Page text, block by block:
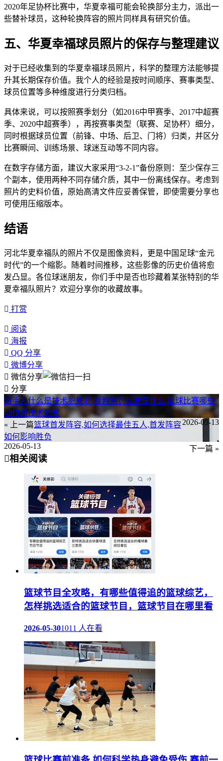
2020年足协杯比赛中，华夏幸福可能会轮换部分主力，派出一
些替补球员，这种轮换阵容的照片同样具有研究价值。
五、华夏幸福球员照片的保存与整理建议
对于已经收集到的华夏幸福球员照片，科学的整理方法能够提
升其长期保存价值。我个人的经验是按时间顺序、赛事类型、
球员位置等多种维度进行分类归档。
具体来说，可以按照赛季划分（如2016中甲赛季、2017中超赛
季、2020中超赛季），再按赛事类型（联赛、足协杯）细分，
同时根据球员位置（前锋、中场、后卫、门将）归类，并区分
比赛瞬间、训练场景、球迷互动等不同内容。
在数字存储方面，建议大家采用“3-2-1”备份原则：至少保存三
个副本，使用两种不同存储介质，其中一份离线保存。考虑到
照片的史料价值，原始高清文件应妥善保管，即使需要分享也
可使用压缩版本。
结语
河北华夏幸福队的照片不仅是图像资料，更是中国足球“金元
时代”的一个缩影。随着时间推移，这些影像的历史价值将愈
发凸显。各位球迷朋友，你们手中是否也珍藏着某张特别的华
夏幸福队照片？欢迎分享你的收藏故事。
打赏
阅读
海报
QQ 分享
微博分享
微信分享
分享
摊手为什么是技术犯规呢,裁判判罚标准是什么,篮球比赛哪些
动作算技术犯规
« 上一篇
2026-05-13
篮球首发阵容,如何选择最佳五人,首发阵容
如何影响胜负
下一篇 »
2026-05-13
相关阅读
篮球节目全攻略，有哪些值得追的篮球综艺，
怎样挑选适合的篮球节目，篮球节目在哪里看
2026-05-301011 人在看